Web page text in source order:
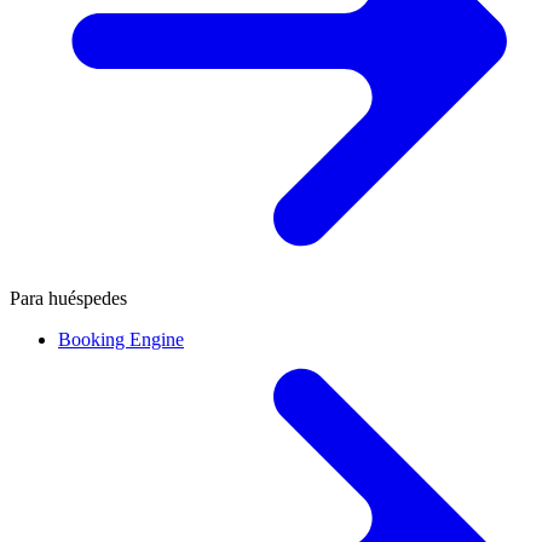
Para huéspedes
Booking Engine